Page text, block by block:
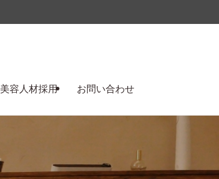
美容人材採用 お問い合わせ